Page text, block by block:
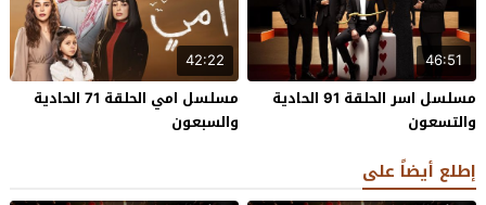
46:51
مسلسل اسر الحلقة 91 الحادية
والتسعون
42:22
مسلسل امي الحلقة 71 الحادية
والسبعون
إطلع أيضاً على